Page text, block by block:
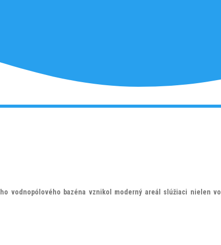
vodnopólového bazéna vznikol moderný areál slúžiaci nielen